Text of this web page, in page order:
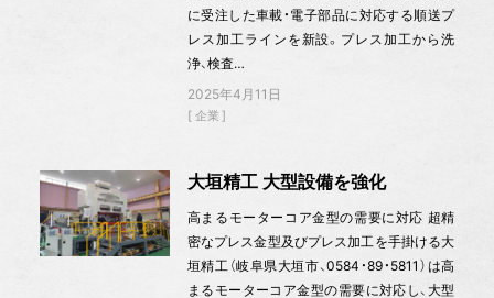
に受注した車載・電子部品に対応する順送プ
レス加工ラインを新設。プレス加工から洗
浄、検査…
2025年4月11日
企業
大垣精工 大型設備を強化
高まるモーターコア金型の需要に対応 超精
密なプレス金型及びプレス加工を手掛ける大
垣精工（岐阜県大垣市、0584・89・5811）は高
まるモーターコア金型の需要に対応し、大型